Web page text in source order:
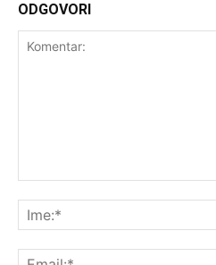
ODGOVORI